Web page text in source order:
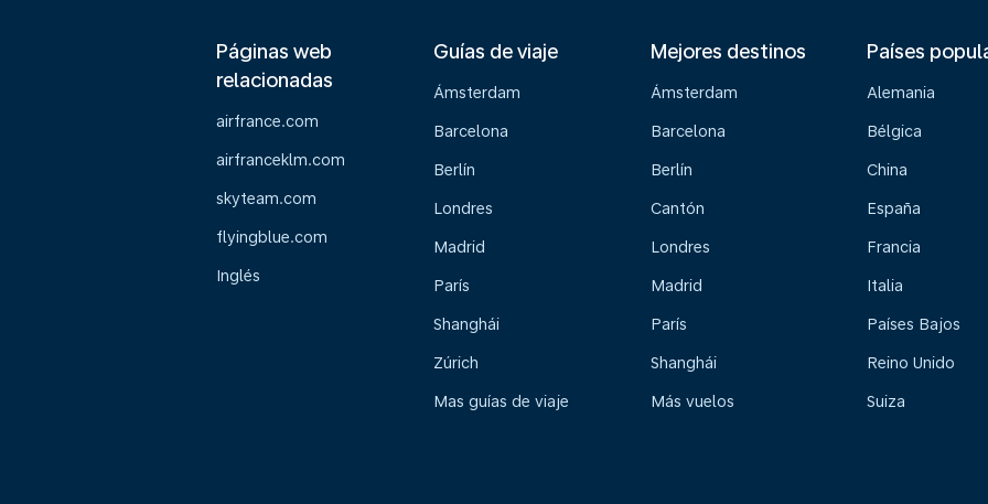
Páginas web
relacionadas
airfrance.com
airfranceklm.com
skyteam.com
flyingblue.com
Inglés
Guías de viaje
Ámsterdam
Barcelona
Berlín
Londres
Madrid
París
Shanghái
Zúrich
Mas guías de viaje
Mejores destinos
Ámsterdam
Barcelona
Berlín
Cantón
Londres
Madrid
París
Shanghái
Más vuelos
Países
Alemania
Bélgica
China
España
Francia
Italia
Países Bajos
Reino Unido
Suiza